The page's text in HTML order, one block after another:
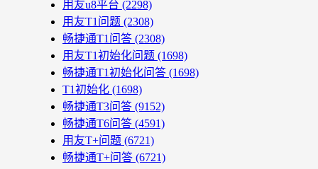
用友u8平台 (2298)
用友T1问题 (2308)
畅捷通T1问答 (2308)
用友T1初始化问题 (1698)
畅捷通T1初始化问答 (1698)
T1初始化 (1698)
畅捷通T3问答 (9152)
畅捷通T6问答 (4591)
用友T+问题 (6721)
畅捷通T+问答 (6721)